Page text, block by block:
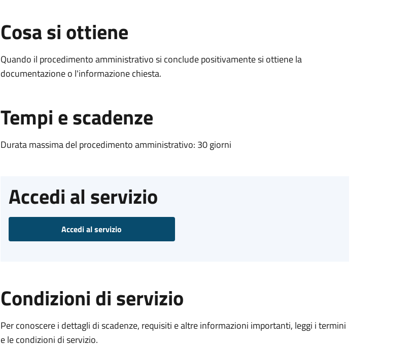
Cosa si ottiene
Quando il procedimento amministrativo si conclude positivamente si ottiene la
documentazione o l'informazione chiesta.
Tempi e scadenze
Durata massima del procedimento amministrativo: 30 giorni
Accedi al servizio
Accedi al servizio
Condizioni di servizio
Per conoscere i dettagli di scadenze, requisiti e altre informazioni importanti, leggi i termini
e le condizioni di servizio.